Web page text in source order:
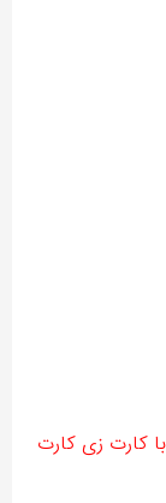
کارت زی کارت